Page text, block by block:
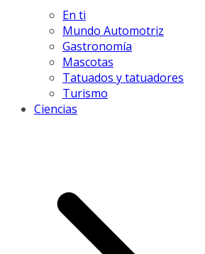
En ti
Mundo Automotriz
Gastronomía
Mascotas
Tatuados y tatuadores
Turismo
Ciencias